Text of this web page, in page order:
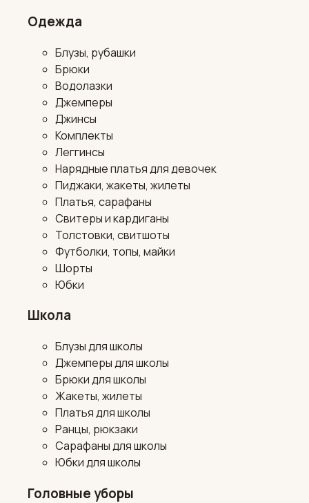
Одежда
Блузы, рубашки
Брюки
Водолазки
Джемперы
Джинсы
Комплекты
Леггинсы
Нарядные платья для девочек
Пиджаки, жакеты, жилеты
Платья, сарафаны
Свитеры и кардиганы
Толстовки, свитшоты
Футболки, топы, майки
Шорты
Юбки
Школа
Блузы для школы
Джемперы для школы
Брюки для школы
Жакеты, жилеты
Платья для школы
Ранцы, рюкзаки
Сарафаны для школы
Юбки для школы
Головные уборы